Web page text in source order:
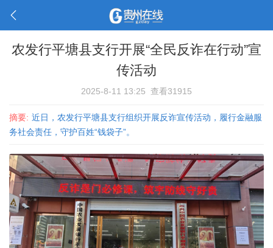
农发行平塘县支行开展“全民反诈在行动”宣
传活动
2025-8-11 13:25 查看31915
摘要: 近日，农发行平塘县支行组织开展反诈宣传活动，履行金融服
务社会责任，守护百姓“钱袋子”。